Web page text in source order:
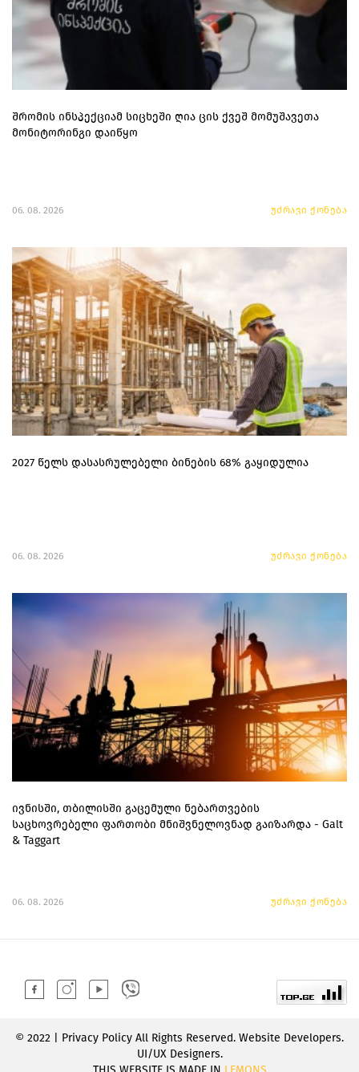
შრომის ინსპექციამ სიცხეში ღია ცის ქვეშ მომუშავეთა
მონიტორინგი დაიწყო
06. 08. 2026 უძრავი ქონება
2027 წელს დასასრულებელი ბინების 68% გაყიდულია
06. 08. 2026 უძრავი ქონება
ივნისში, თბილისში გაცემული ნებართვების
საცხოვრებელი ფართობი მნიშვნელოვნად გაიზარდა - Galt
& Taggart
06. 08. 2026 უძრავი ქონება
© 2022 | Privacy Policy All Rights Reserved. Website Developers.
UI/UX Designers.